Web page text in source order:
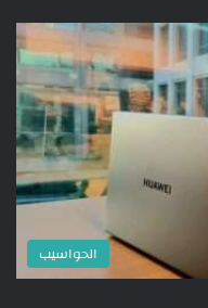
الحواسيب